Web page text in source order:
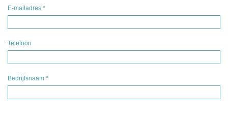
E-mailadres *
Telefoon
Bedrijfsnaam *